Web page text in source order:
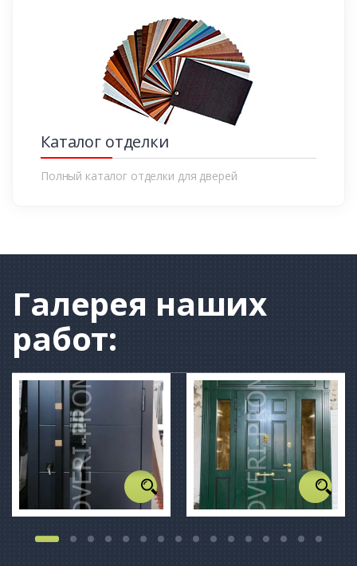
Каталог отделки
Полный каталог отделки для дверей
Галерея наших
работ: